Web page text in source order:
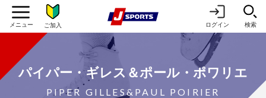
ご加入 ログイン 検索
パイパー・ギレス＆ポール・ポワリエ
PIPER GILLES&PAUL POIRIER